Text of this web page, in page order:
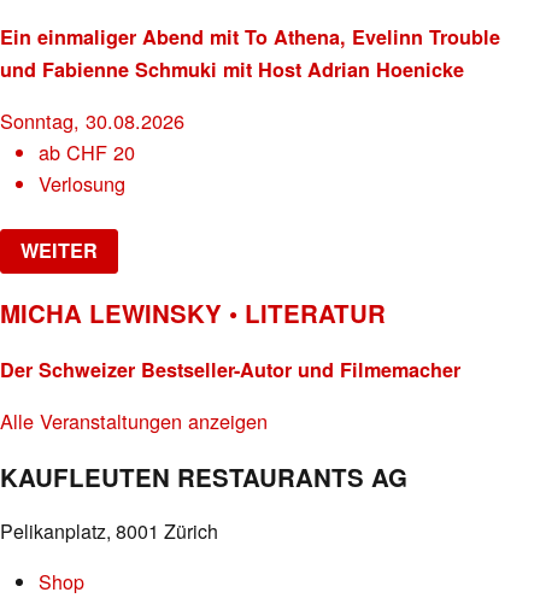
Ein einmaliger Abend mit To Athena, Evelinn Trouble
und Fabienne Schmuki mit Host Adrian Hoenicke
Sonntag, 30.08.2026
abCHF 20
Verlosung
WEITER
MICHA LEWINSKY • LITERATUR
Der Schweizer Bestseller-Autor und Filmemacher
Alle Veranstaltungen anzeigen
KAUFLEUTEN RESTAURANTS AG
Pelikanplatz, 8001 Zürich
Shop